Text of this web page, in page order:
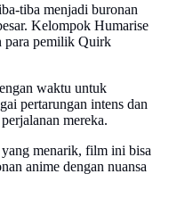
tiba menjadi buronan
Kelompok Humarise
para pemilik Quirk
waktu untuk
pertarungan intens dan
mereka.
menarik, film ini bisa
anime dengan nuansa